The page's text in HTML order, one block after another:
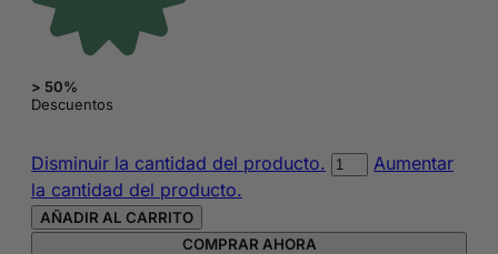
> 50%
Descuentos
Disminuir la cantidad del producto. BolsoAumentar
la cantidad del producto.
AÑADIR AL CARRITO
COMPRAR AHORA